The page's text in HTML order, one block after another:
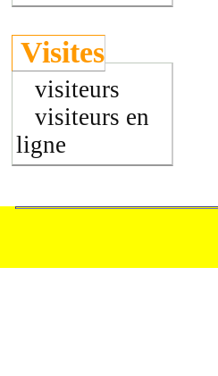
Visites
visiteurs
visiteurs en
ligne